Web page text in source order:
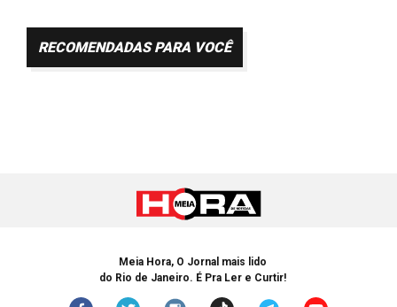
RECOMENDADAS PARA VOCÊ
Meia Hora, O Jornal mais lido
do Rio de Janeiro. É Pra Ler e Curtir!